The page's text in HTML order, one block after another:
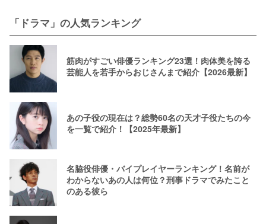
「ドラマ」の人気ランキング
筋肉がすごい俳優ランキング23選！肉体美を誇る
芸能人を若手からおじさんまで紹介【2026最新】
あの子役の現在は？総勢60名の天才子役たちの今
を一覧で紹介！【2025年最新】
名脇役俳優・バイプレイヤーランキング！名前が
わからないあの人は何位？刑事ドラマでみたこと
のある彼ら